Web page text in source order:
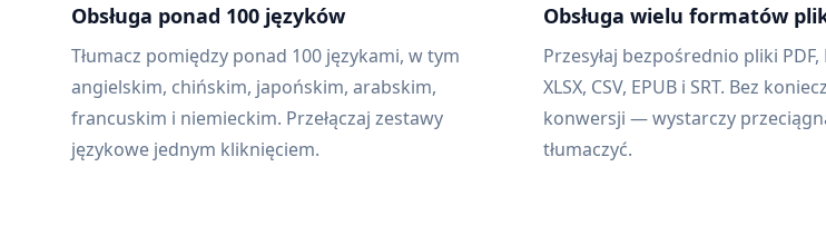
Obsługa ponad 100 języków
Tłumacz pomiędzy ponad 100 językami, w tym
angielskim, chińskim, japońskim, arabskim,
francuskim i niemieckim. Przełączaj zestawy
językowe jednym kliknięciem.
Obsługa wielu formatów
Przesyłaj bezpośrednio pliki PDF,
XLSX, CSV, EPUB i SRT. Bez
konwersji — wystarczy
tłumaczyć.